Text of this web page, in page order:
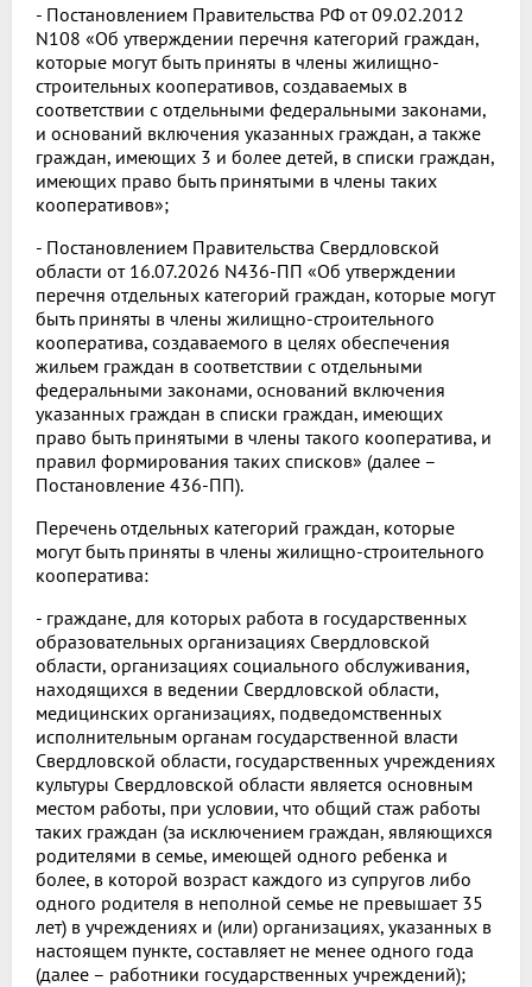
- Постановлением Правительства РФ от 09.02.2012
N108 «Об утверждении перечня категорий граждан,
которые могут быть приняты в члены жилищно-
строительных кооперативов, создаваемых в
соответствии с отдельными федеральными законами,
и оснований включения указанных граждан, а также
граждан, имеющих 3 и более детей, в списки граждан,
имеющих право быть принятыми в члены таких
кооперативов»;
- Постановлением Правительства Свердловской
области от 16.07.2026 N436-ПП «Об утверждении
перечня отдельных категорий граждан, которые могут
быть приняты в члены жилищно-строительного
кооператива, создаваемого в целях обеспечения
жильем граждан в соответствии с отдельными
федеральными законами, оснований включения
указанных граждан в списки граждан, имеющих
право быть принятыми в члены такого кооператива, и
правил формирования таких списков» (далее –
Постановление 436-ПП).
Перечень отдельных категорий граждан, которые
могут быть приняты в члены жилищно-строительного
кооператива:
- граждане, для которых работа в государственных
образовательных организациях Свердловской
области, организациях социального обслуживания,
находящихся в ведении Свердловской области,
медицинских организациях, подведомственных
исполнительным органам государственной власти
Свердловской области, государственных учреждениях
культуры Свердловской области является основным
местом работы, при условии, что общий стаж работы
таких граждан (за исключением граждан, являющихся
родителями в семье, имеющей одного ребенка и
более, в которой возраст каждого из супругов либо
одного родителя в неполной семье не превышает 35
лет) в учреждениях и (или) организациях, указанных в
настоящем пункте, составляет не менее одного года
(далее – работники государственных учреждений);